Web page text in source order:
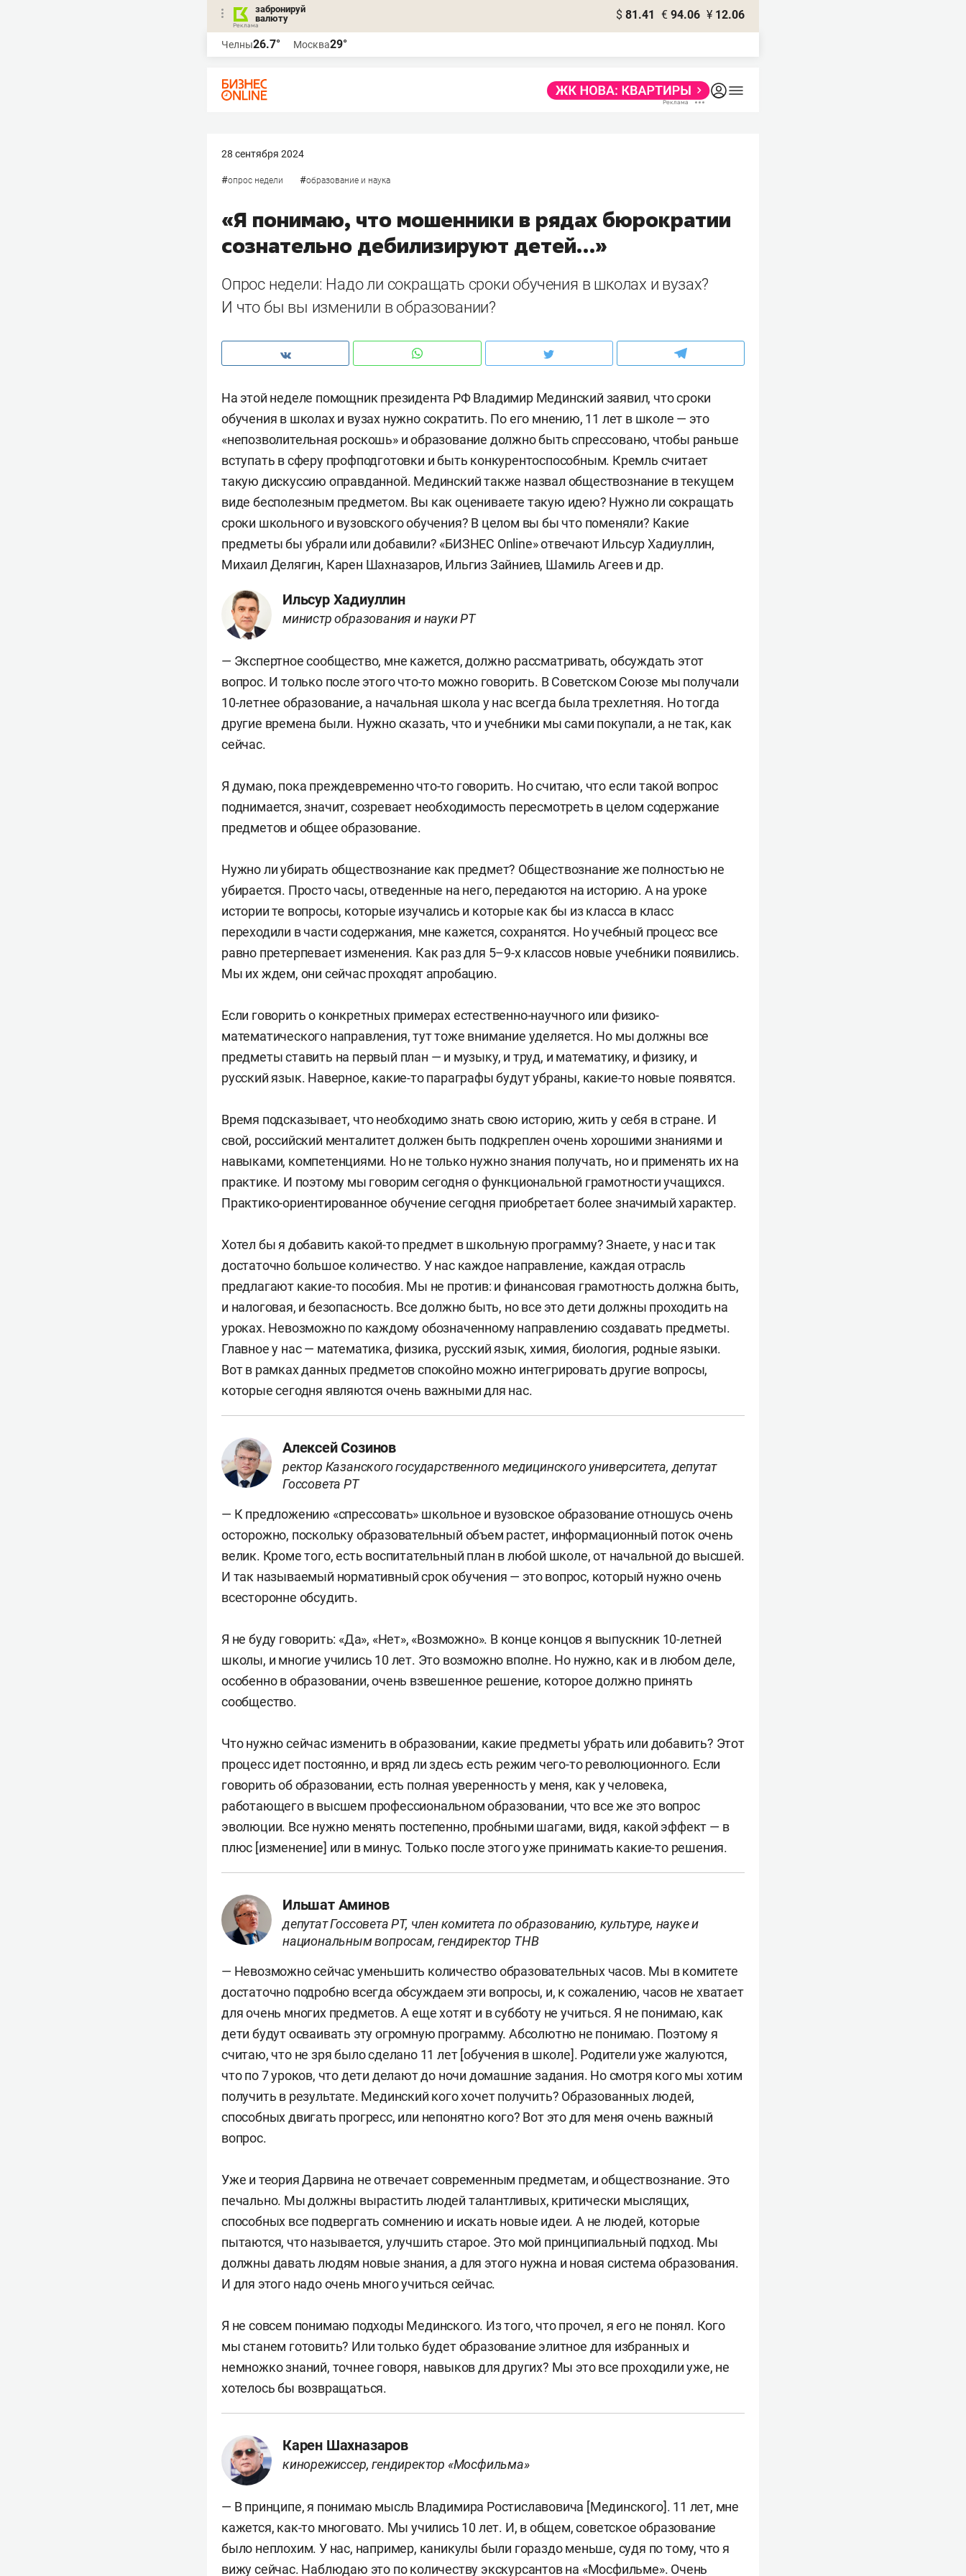
забронируй
валюту
$ 81.41 € 94.06 ¥ 12.06
Челны26.7° Москва29°
28 сентября 2024
#опрос недели #образование и наука
«Я понимаю, что мошенники в рядах бюрократии
сознательно дебилизируют детей…»
Опрос недели: Надо ли сокращать сроки обучения в школах и вузах?
И что бы вы изменили в образовании?
На этой неделе помощник президента РФ Владимир Мединский заявил, что сроки
обучения в школах и вузах нужно сократить. По его мнению, 11 лет в школе — это
«непозволительная роскошь» и образование должно быть спрессовано, чтобы раньше
вступать в сферу профподготовки и быть конкурентоспособным. Кремль считает
такую дискуссию оправданной. Мединский также назвал обществознание в текущем
виде бесполезным предметом. Вы как оцениваете такую идею? Нужно ли сокращать
сроки школьного и вузовского обучения? В целом вы бы что поменяли? Какие
предметы бы убрали или добавили? «БИЗНЕС Online» отвечают Ильсур Хадиуллин,
Михаил Делягин, Карен Шахназаров, Ильгиз Зайниев, Шамиль Агеев и др.
Ильсур Хадиуллин
министр образования и науки РТ
— Экспертное сообщество, мне кажется, должно рассматривать, обсуждать этот
вопрос. И только после этого что-то можно говорить. В Советском Союзе мы получали
10-летнее образование, а начальная школа у нас всегда была трехлетняя. Но тогда
другие времена были. Нужно сказать, что и учебники мы сами покупали, а не так, как
сейчас.
Я думаю, пока преждевременно что-то говорить. Но считаю, что если такой вопрос
поднимается, значит, созревает необходимость пересмотреть в целом содержание
предметов и общее образование.
Нужно ли убирать обществознание как предмет? Обществознание же полностью не
убирается. Просто часы, отведенные на него, передаются на историю. А на уроке
истории те вопросы, которые изучались и которые как бы из класса в класс
переходили в части содержания, мне кажется, сохранятся. Но учебный процесс все
равно претерпевает изменения. Как раз для 5–9-х классов новые учебники появились.
Мы их ждем, они сейчас проходят апробацию.
Если говорить о конкретных примерах естественно-научного или физико-
математического направления, тут тоже внимание уделяется. Но мы должны все
предметы ставить на первый план — и музыку, и труд, и математику, и физику, и
русский язык. Наверное, какие-то параграфы будут убраны, какие-то новые появятся.
Время подсказывает, что необходимо знать свою историю, жить у себя в стране. И
свой, российский менталитет должен быть подкреплен очень хорошими знаниями и
навыками, компетенциями. Но не только нужно знания получать, но и применять их на
практике. И поэтому мы говорим сегодня о функциональной грамотности учащихся.
Практико-ориентированное обучение сегодня приобретает более значимый характер.
Хотел бы я добавить какой-то предмет в школьную программу? Знаете, у нас и так
достаточно большое количество. У нас каждое направление, каждая отрасль
предлагают какие-то пособия. Мы не против: и финансовая грамотность должна быть,
и налоговая, и безопасность. Все должно быть, но все это дети должны проходить на
уроках. Невозможно по каждому обозначенному направлению создавать предметы.
Главное у нас — математика, физика, русский язык, химия, биология, родные языки.
Вот в рамках данных предметов спокойно можно интегрировать другие вопросы,
которые сегодня являются очень важными для нас.
Алексей Созинов
ректор Казанского государственного медицинского университета, депутат
Госсовета РТ
— К предложению «спрессовать» школьное и вузовское образование отношусь очень
осторожно, поскольку образовательный объем растет, информационный поток очень
велик. Кроме того, есть воспитательный план в любой школе, от начальной до высшей.
И так называемый нормативный срок обучения — это вопрос, который нужно очень
всесторонне обсудить.
Я не буду говорить: «Да», «Нет», «Возможно». В конце концов я выпускник 10-летней
школы, и многие учились 10 лет. Это возможно вполне. Но нужно, как и в любом деле,
особенно в образовании, очень взвешенное решение, которое должно принять
сообщество.
Что нужно сейчас изменить в образовании, какие предметы убрать или добавить? Этот
процесс идет постоянно, и вряд ли здесь есть режим чего-то революционного. Если
говорить об образовании, есть полная уверенность у меня, как у человека,
работающего в высшем профессиональном образовании, что все же это вопрос
эволюции. Все нужно менять постепенно, пробными шагами, видя, какой эффект — в
плюс [изменение] или в минус. Только после этого уже принимать какие-то решения.
Ильшат Аминов
депутат Госсовета РТ, член комитета по образованию, культуре, науке и
национальным вопросам, гендиректор ТНВ
— Невозможно сейчас уменьшить количество образовательных часов. Мы в комитете
достаточно подробно всегда обсуждаем эти вопросы, и, к сожалению, часов не хватает
для очень многих предметов. А еще хотят и в субботу не учиться. Я не понимаю, как
дети будут осваивать эту огромную программу. Абсолютно не понимаю. Поэтому я
считаю, что не зря было сделано 11 лет [обучения в школе]. Родители уже жалуются,
что по 7 уроков, что дети делают до ночи домашние задания. Но смотря кого мы хотим
получить в результате. Мединский кого хочет получить? Образованных людей,
способных двигать прогресс, или непонятно кого? Вот это для меня очень важный
вопрос.
Уже и теория Дарвина не отвечает современным предметам, и обществознание. Это
печально. Мы должны вырастить людей талантливых, критически мыслящих,
способных все подвергать сомнению и искать новые идеи. А не людей, которые
пытаются, что называется, улучшить старое. Это мой принципиальный подход. Мы
должны давать людям новые знания, а для этого нужна и новая система образования.
И для этого надо очень много учиться сейчас.
Я не совсем понимаю подходы Мединского. Из того, что прочел, я его не понял. Кого
мы станем готовить? Или только будет образование элитное для избранных и
немножко знаний, точнее говоря, навыков для других? Мы это все проходили уже, не
хотелось бы возвращаться.
Карен Шахназаров
кинорежиссер, гендиректор «Мосфильма»
— В принципе, я понимаю мысль Владимира Ростиславовича [Мединского]. 11 лет, мне
кажется, как-то многовато. Мы учились 10 лет. И, в общем, советское образование
было неплохим. У нас, например, каникулы были гораздо меньше, судя по тому, что я
вижу сейчас. Наблюдаю это по количеству экскурсантов на «Мосфильме». Очень